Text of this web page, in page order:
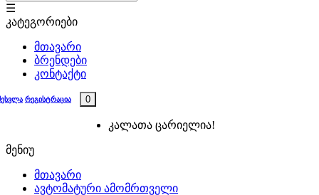
☰
კატეგორიები
მთავარი
ბრენდები
კონტაქტი
რეგისტრაცია 0
კალათა ცარიელია!
მენიუ
მთავარი
ავტომატური ამომრთველი